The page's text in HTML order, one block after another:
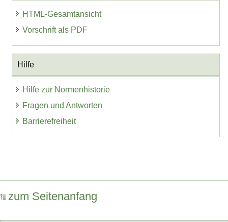
HTML-Gesamtansicht
Vorschrift als PDF
Hilfe
Hilfe zur Normenhistorie
Fragen und Antworten
Barrierefreiheit
zum Seitenanfang